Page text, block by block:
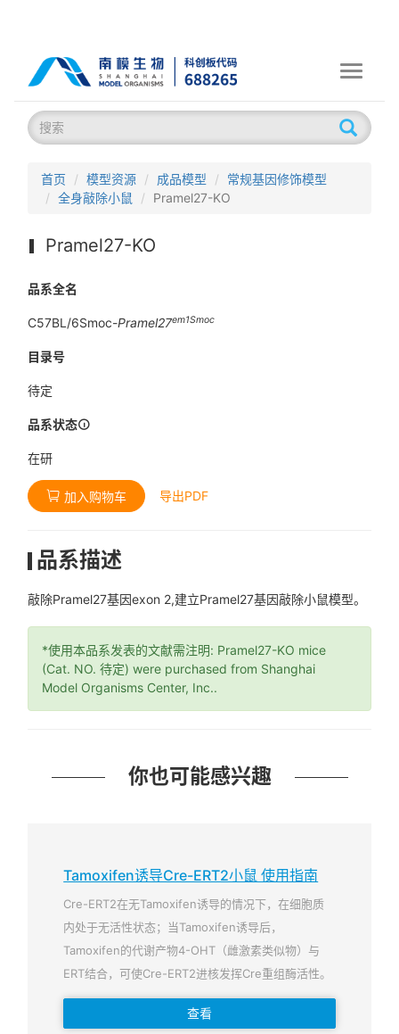
Toggle
首页 模型资源 成品模型
常规基因修饰模型
全身敲除小鼠
Pramel27-KO
Pramel27-KO
品系全名
C57BL/6Smoc-Pramel27em1Smoc
目录号
待定
品系状态
在研
加入购物车 导出PDF
品系描述
敲除Pramel27基因exon 2,建立Pramel27基因敲除小鼠模型。
*使用本品系发表的文献需注明: Pramel27-KO mice
(Cat. NO. 待定) were purchased from Shanghai
Model Organisms Center, Inc..
你也可能感兴趣
Tamoxifen诱导Cre-ERT2小鼠 使用指南
Cre-ERT2在无Tamoxifen诱导的情况下，在细胞质
内处于无活性状态；当Tamoxifen诱导后，
Tamoxifen的代谢产物4-OHT（雌激素类似物）与
ERT结合，可使Cre-ERT2进核发挥Cre重组酶活性。
查看